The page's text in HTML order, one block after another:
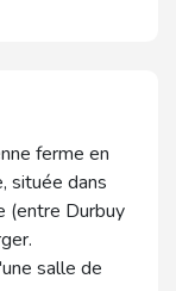
ferme en
située dans
(entre Durbuy
salle de